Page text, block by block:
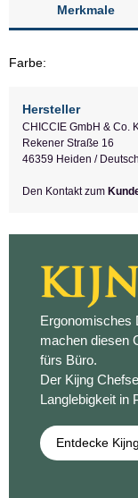
Merkmale
Farbe:
Hersteller
CHICCIE GmbH & Co.
Rekener Straße 16
46359 Heiden /
Den Kontakt zum
Ergonomisches
machen diesen
fürs Büro.
Der Kijng
Langlebigkeit in
Entdecke